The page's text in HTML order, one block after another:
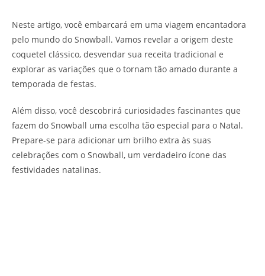
Neste artigo, você embarcará em uma viagem encantadora
pelo mundo do Snowball. Vamos revelar a origem deste
coquetel clássico, desvendar sua receita tradicional e
explorar as variações que o tornam tão amado durante a
temporada de festas.
Além disso, você descobrirá curiosidades fascinantes que
fazem do Snowball uma escolha tão especial para o Natal.
Prepare-se para adicionar um brilho extra às suas
celebrações com o Snowball, um verdadeiro ícone das
festividades natalinas.